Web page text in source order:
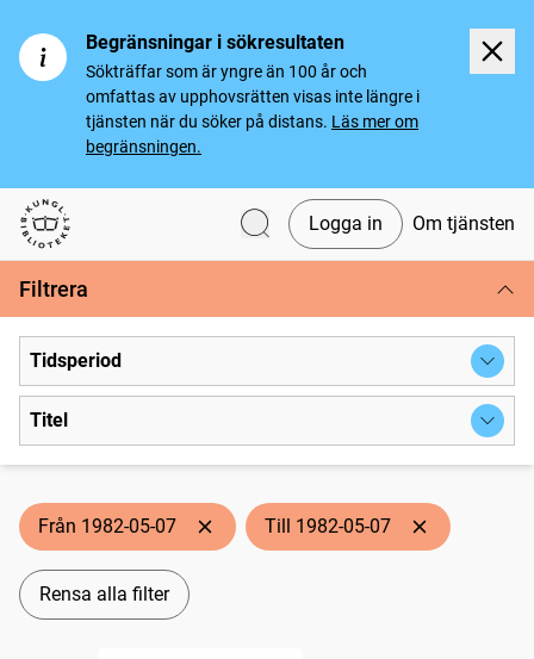
Begränsningar i sökresultaten
Sökträffar som är yngre än 100 år och
omfattas av upphovsrätten visas inte längre i
tjänsten när du söker på distans. Läs mer om
begränsningen.
Svenska tidningar
Logga in Om tjänsten
Filtrera
Tidsperiod
Titel
Från 1982-05-07 Till 1982-05-07
Rensa alla filter